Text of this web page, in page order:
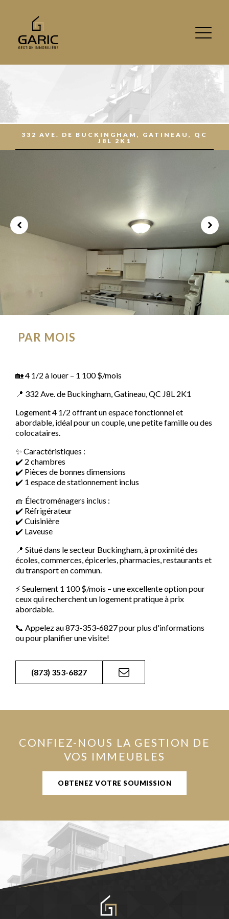
332 AVE. DE BUCKINGHAM, GATINEAU, QC
J8L 2K1
PAR MOIS
🏡 4 1/2 à louer – 1 100 $/mois
📍 332 Ave. de Buckingham, Gatineau, QC J8L 2K1
Logement 4 1/2 offrant un espace fonctionnel et
abordable, idéal pour un couple, une petite famille ou des
colocataires.
✨ Caractéristiques :
✔️ 2 chambres
✔️ Pièces de bonnes dimensions
✔️ 1 espace de stationnement inclus
🧺 Électroménagers inclus :
✔️ Réfrigérateur
✔️ Cuisinière
✔️ Laveuse
📍 Situé dans le secteur Buckingham, à proximité des
écoles, commerces, épiceries, pharmacies, restaurants et
du transport en commun.
⚡ Seulement 1 100 $/mois – une excellente option pour
ceux qui recherchent un logement pratique à prix
abordable.
📞 Appelez au 873-353-6827 pour plus d'informations
ou pour planifier une visite!
(873) 353-6827
CONFIEZ-NOUS LA GESTION DE
VOS IMMEUBLES
OBTENEZ VOTRE SOUMISSION